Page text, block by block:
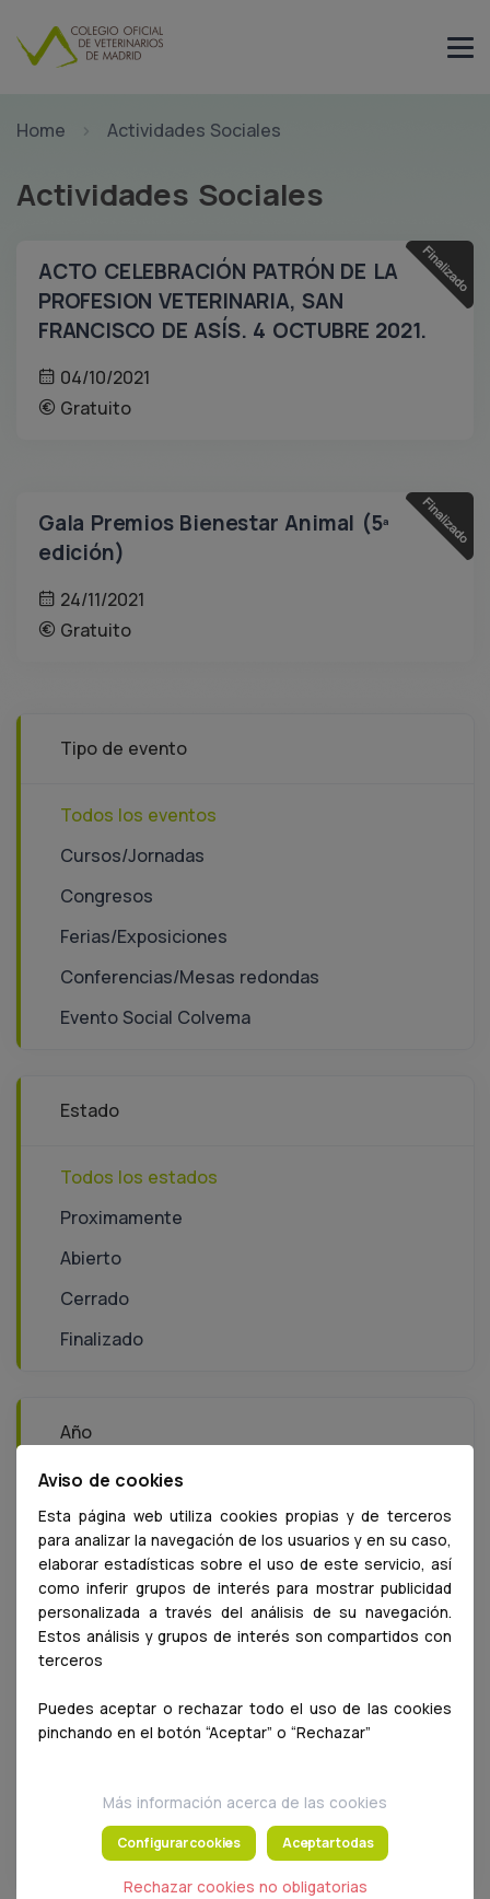
Home Actividades Sociales
Actividades Sociales
ACTO CELEBRACIÓN PATRÓN DE LA
PROFESION VETERINARIA, SAN
FRANCISCO DE ASÍS. 4 OCTUBRE 2021.
04/10/2021
Gratuito
Gala Premios Bienestar Animal (5ª
edición)
24/11/2021
Gratuito
Tipo de evento
Todos los eventos
Cursos/Jornadas
Congresos
Ferias/Exposiciones
Conferencias/Mesas redondas
Evento Social Colvema
Estado
Todos los estados
Proximamente
Abierto
Cerrado
Finalizado
Año
2025
2024
2023
2022
2021
2020
Aviso de cookies
Esta página web utiliza cookies propias y de terceros
para analizar la navegación de los usuarios y en su caso,
elaborar estadísticas sobre el uso de este servicio, así
como inferir grupos de interés para mostrar publicidad
personalizada a través del análisis de su navegación.
Estos análisis y grupos de interés son compartidos con
terceros
Puedes aceptar o rechazar todo el uso de las cookies
pinchando en el botón “Aceptar” o “Rechazar”
Más información acerca de las cookies
Configurar cookies Aceptar todas
Rechazar cookies no obligatorias